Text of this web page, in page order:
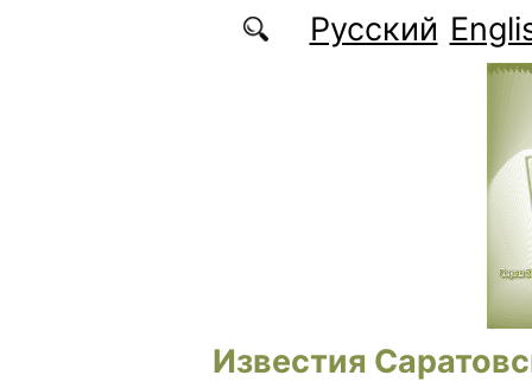
Перейти к основному содержаниюРусский
Известия